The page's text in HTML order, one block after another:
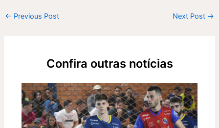
← Previous Post Next Post →
Confira outras notícias